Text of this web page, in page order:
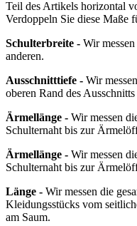
Teil des Artikels horizontal
Verdoppeln Sie diese Maße
Schulterbreite - Wir
anderen.
Ausschnitttiefe - Wir
oberen Rand des
Ärmellänge - Wir messen
Schulternaht bis zur
Ärmellänge - Wir messen
Schulternaht bis zur
Länge - Wir messen die
Kleidungsstücks vom
am Saum.